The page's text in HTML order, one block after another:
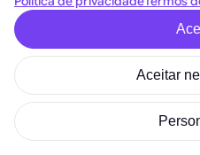
Qual será o valor
Aceitar